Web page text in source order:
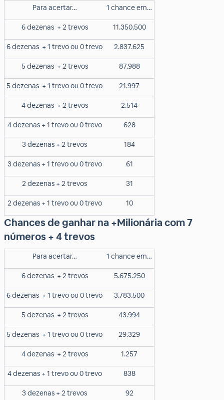
Para acertar… 1 chance em…
6 dezenas + 2 trevos 11.350.500
6 dezenas + 1 trevo ou 0 trevo 2.837.625
5 dezenas + 2 trevos 87.988
5 dezenas + 1 trevo ou 0 trevo 21.997
4 dezenas + 2 trevos 2.514
4 dezenas + 1 trevo ou 0 trevo 628
3 dezenas + 2 trevos 184
3 dezenas + 1 trevo ou 0 trevo 61
2 dezenas + 2 trevos 31
2 dezenas + 1 trevo ou 0 trevo 10
Chances de ganhar na +Milionária com 7
números + 4 trevos
Para acertar… 1 chance em…
6 dezenas + 2 trevos 5.675.250
6 dezenas + 1 trevo ou 0 trevo 3.783.500
5 dezenas + 2 trevos 43.994
5 dezenas + 1 trevo ou 0 trevo 29.329
4 dezenas + 2 trevos 1.257
4 dezenas + 1 trevo ou 0 trevo 838
3 dezenas + 2 trevos 92